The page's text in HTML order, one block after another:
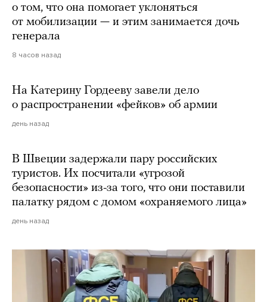
о том, что она помогает уклоняться
от мобилизации — и этим занимается дочь
генерала
8 часов назад
На Катерину Гордееву завели дело
о распространении «фейков» об армии
день назад
В Швеции задержали пару российских
туристов. Их посчитали «угрозой
безопасности» из-за того, что они поставили
палатку рядом с домом «охраняемого лица»
день назад